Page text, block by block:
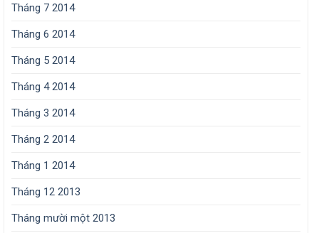
Tháng 7 2014
Tháng 6 2014
Tháng 5 2014
Tháng 4 2014
Tháng 3 2014
Tháng 2 2014
Tháng 1 2014
Tháng 12 2013
Tháng mười một 2013